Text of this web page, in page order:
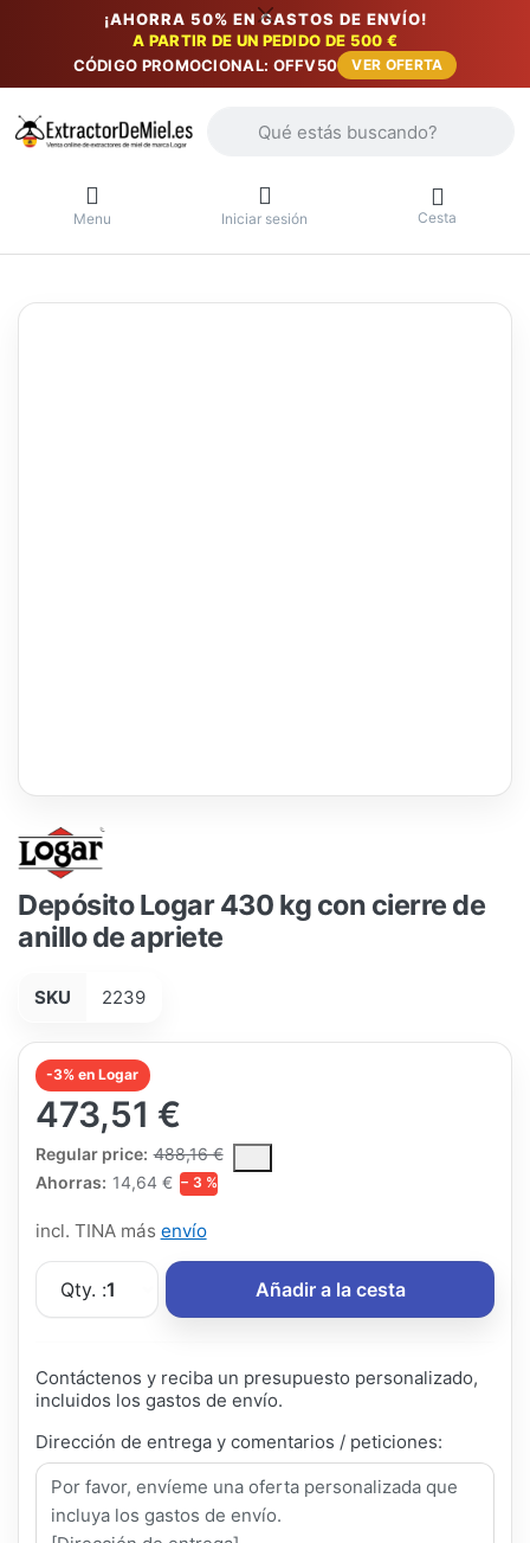
¡AHORRA 50% EN GASTOS DE ENVÍO!
A PARTIR DE UN PEDIDO DE 500 €
CÓDIGO PROMOCIONAL: OFFV50
VER OFERTA
Menu Iniciar sesión Cesta
Depósito Logar 430 kg con cierre de
anillo de apriete
SKU 2239
-3% en Logar
473,51 €
Regular price: 488,16 €
The Regular Price is the median selling price paid by
Ahorras: 14,64 € − 3 %
incl. TINA más envío
Qty. :1 Añadir a la cesta
Contáctenos y reciba un presupuesto personalizado,
incluidos los gastos de envío.
Dirección de entrega y comentarios / peticiones: